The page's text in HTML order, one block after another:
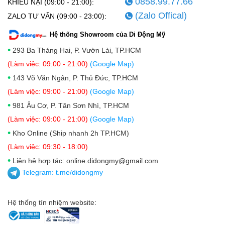
xuất sắc này. Cụm 3 camera sau 48MP mang đến hình
định dạng ảnh RAW cho phép chỉnh sửa chuyên sâu,
Cinematic Mode... camera trước cũng không hề kém
cạnh với độ phân giải 18MP hỗ trợ Center Stage - tự
động theo dõi và giữ bạn trong khung hình khi gọi
video Với hệ thống camera này, iPhone 17 Pro Max cũ
hoàn toàn có thể thay thế máy ảnh compact cho nhiếp
ảnh gia nghiệp dư và content creator.
KHIẾU NẠI (09:00 - 21:00):
ZALO TƯ VẤN (09:00 - 23:00): (Zalo Offical)
Hệ thống Showroom của Di Động Mỹ
• 293 Ba Tháng Hai, P. Vườn Lài, TP.HCM
(Làm việc: 09:00 - 21:00) (Google Map)
• 143 Võ Văn Ngân, P. Thủ Đức, TP.HCM
(Làm việc: 09:00 - 21:00) (Google Map)
• 981 Âu Cơ, P. Tân Sơn Nhì, TP.HCM
(Làm việc: 09:00 - 21:00) (Google Map)
• Kho Online (Ship nhanh 2h TP.HCM)
(Làm việc: 09:30 - 18:00)
• Liên hệ hợp tác: online.didongmy@gmail.com
Telegram: t.me/didongmy
Hệ thống tín nhiệm website: